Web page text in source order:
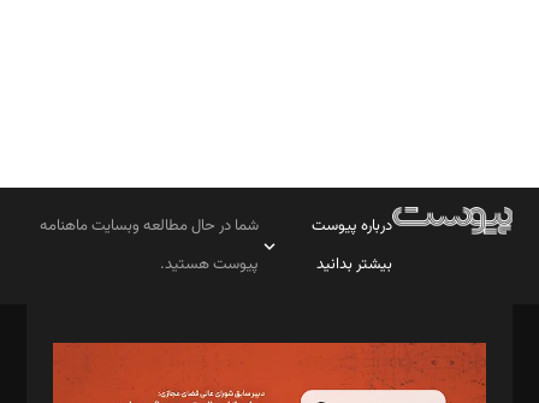
درباره پیوست
بیشتر بدانید
شما در حال مطالعه وبسایت ماهنامه
پیوست هستید.
مدیر مسئول: محمدباقر اثنی‌عشری
سردبیر: مهرک محمودی